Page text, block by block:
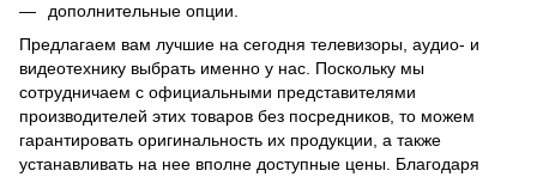
дополнительные опции.
Предлагаем вам лучшие на сегодня телевизоры, аудио- и
видеотехнику выбрать именно у нас. Поскольку мы
сотрудничаем с официальными представителями
производителей этих товаров без посредников, то можем
гарантировать оригинальность их продукции, а также
устанавливать на нее вполне доступные цены. Благодаря